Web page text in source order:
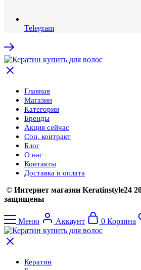
Telegram
Главная
Магазин
Категории
Бренды
Акция сейчас
Соц. контракт
Блог
О нас
Контакты
Доставка и оплата
© Интернет магазин Keratinstyle24
защищены
Меню Аккаунт 0 Корзина
Кератин